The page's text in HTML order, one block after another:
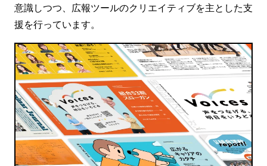
意識しつつ、広報ツールのクリエイティブを主とした支
援を行っています。